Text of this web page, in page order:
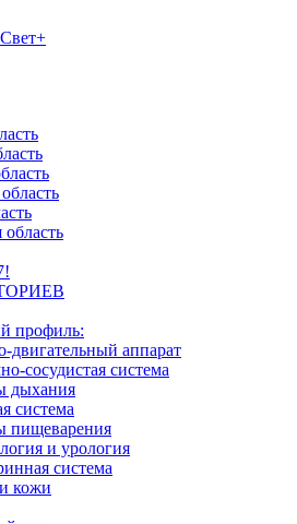
профиль:
двигательный аппарат
сосудистая система
дыхания
система
пищеварения
и урология
система
кожи